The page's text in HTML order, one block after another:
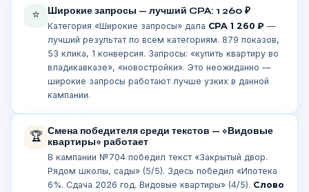
⭐ Широкие запросы — лучший CPA: 1 260 ₽
Категория «Широкие запросы» дала CPA 1 260 ₽ —
лучший результат по всем категориям. 879 показов,
53 клика, 1 конверсия. Запросы: «купить квартиру во
владикавказе», «новостройки». Это неожиданно —
широкие запросы работают лучше узких в данной
кампании.
🏆 Смена победителя среди текстов — «Видовые
квартиры» работает
В кампании №704 победил текст «Закрытый двор.
Рядом школы, сады» (5/5). Здесь победил «Ипотека
6%. Сдача 2026 год. Видовые квартиры» (4/5). Слово